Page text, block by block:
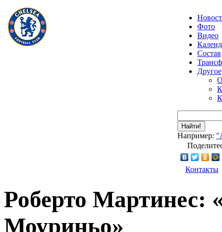
Фото
Видео
Состав
Другое
Найти!
Например:
Контакты
Роберто Мартинес:
Моуриньо»